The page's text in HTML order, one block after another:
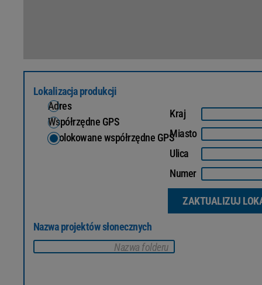
Lokalizacja produkcji
Adres
Współrzędne GPS
Geolokowane współrzędne GPS
Kraj
Miasto
Ulica
Numer
ZAKTUALIZUJ
Nazwa projektów słonecznych